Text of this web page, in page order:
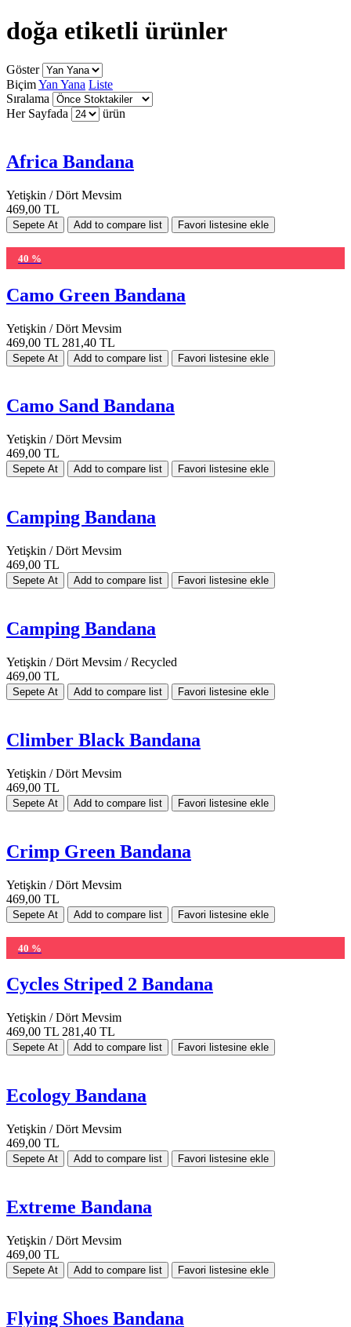
doğa etiketli ürünler
Göster
BiçimYan Yana Liste
Sıralama
Her Sayfada
ürün
Africa Bandana
Yetişkin / Dört Mevsim
469,00 TL
40 %
Camo Green Bandana
Yetişkin / Dört Mevsim
469,00 TL 281,40 TL
Camo Sand Bandana
Yetişkin / Dört Mevsim
469,00 TL
Camping Bandana
Yetişkin / Dört Mevsim
469,00 TL
Camping Bandana
Yetişkin / Dört Mevsim / Recycled
469,00 TL
Climber Black Bandana
Yetişkin / Dört Mevsim
469,00 TL
Crimp Green Bandana
Yetişkin / Dört Mevsim
469,00 TL
40 %
Cycles Striped 2 Bandana
Yetişkin / Dört Mevsim
469,00 TL 281,40 TL
Ecology Bandana
Yetişkin / Dört Mevsim
469,00 TL
Extreme Bandana
Yetişkin / Dört Mevsim
469,00 TL
Flying Shoes Bandana